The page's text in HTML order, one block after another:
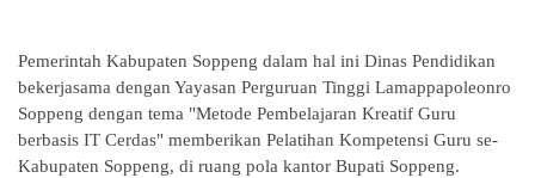
Pemerintah Kabupaten Soppeng dalam hal ini Dinas Pendidikan
bekerjasama dengan Yayasan Perguruan Tinggi Lamappapoleonro
Soppeng dengan tema "Metode Pembelajaran Kreatif Guru
berbasis IT Cerdas" memberikan Pelatihan Kompetensi Guru se-
Kabupaten Soppeng, di ruang pola kantor Bupati Soppeng.